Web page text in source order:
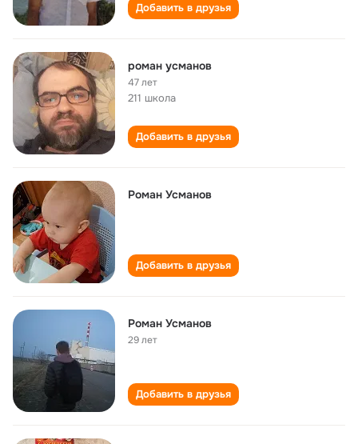
Добавить в друзья
роман усманов
47 лет
211 школа
Добавить в друзья
Роман Усманов
Добавить в друзья
Роман Усманов
29 лет
Добавить в друзья